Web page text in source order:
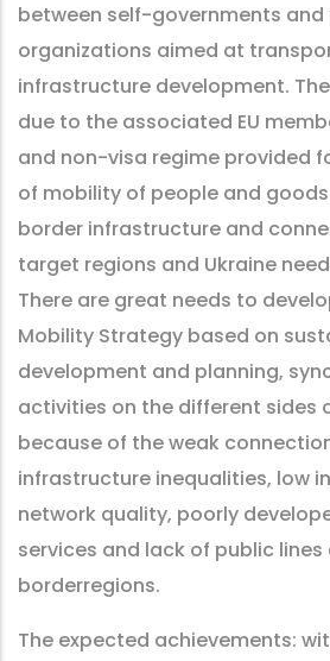
between self-governments
organizations aimed at
infrastructure development.
due to the associated EU
and non-visa regime provided
of mobility of people and
border infrastructure and
target regions and Ukraine
There are great needs to
Mobility Strategy based on
development and planning,
activities on the different sides
because of the weak
infrastructure inequalities, low
network quality, poorly
services and lack of public
borderregions.
The expected achievements: